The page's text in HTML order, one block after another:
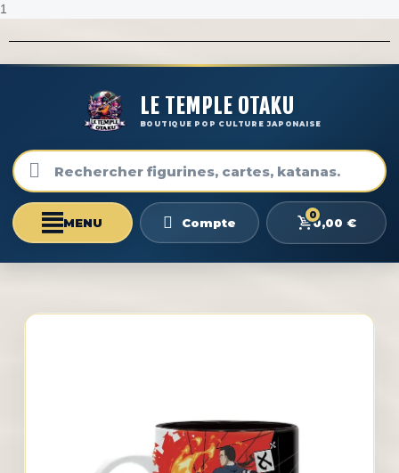
1
LE TEMPLE OTAKU
BOUTIQUE POP CULTURE JAPONAISE
Compte
0
0,00 €